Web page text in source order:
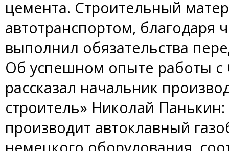
цемента. Строительный
автотранспортом,
выполнил обязательства
Об успешном опыте работы
рассказал начальник
строитель» Николай
производит автоклавный